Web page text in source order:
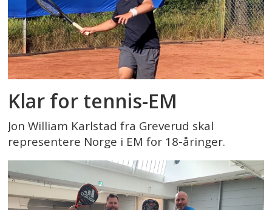
Klar for tennis-EM
Jon William Karlstad fra Greverud skal
representere Norge i EM for 18-åringer.